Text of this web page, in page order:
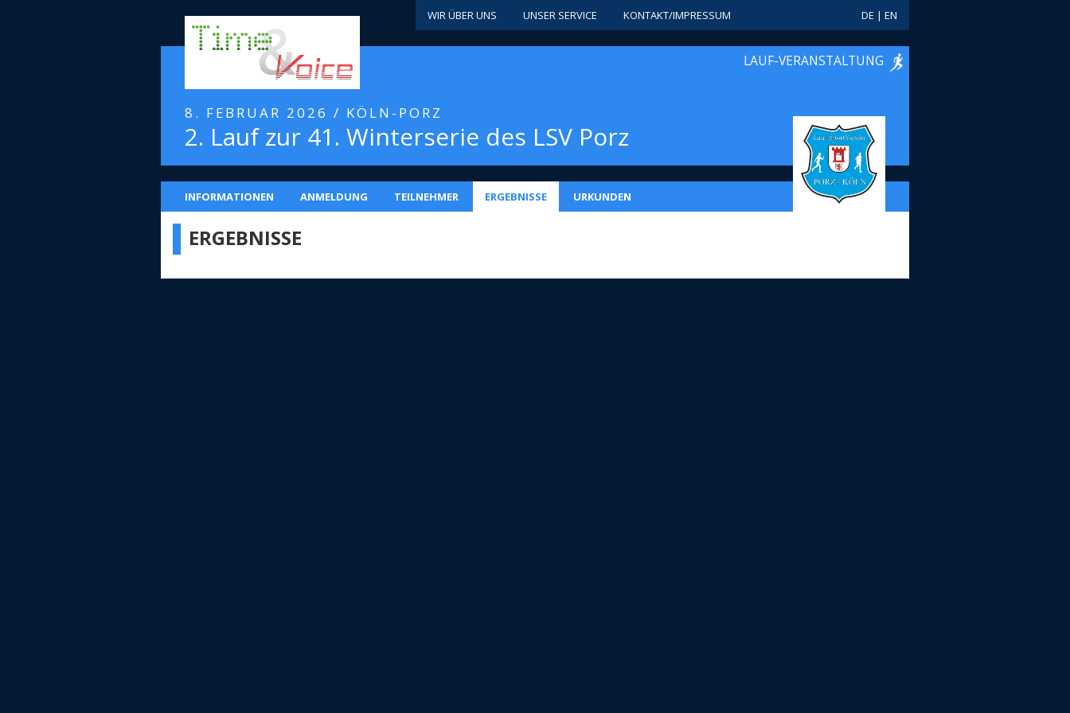
WIR ÜBER UNS UNSER SERVICE KONTAKT/IMPRESSUM DE | EN
LAUF-VERANSTALTUNG
8. FEBRUAR 2026 / KÖLN-PORZ
2. Lauf zur 41. Winterserie des LSV Porz
INFORMATIONEN ANMELDUNG TEILNEHMER ERGEBNISSE URKUNDEN
ERGEBNISSE